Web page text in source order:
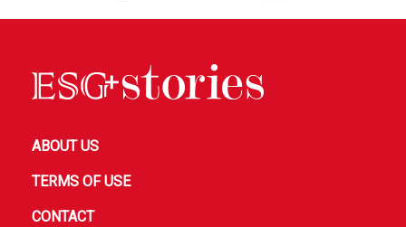
ABOUT US
TERMS OF USE
CONTACT